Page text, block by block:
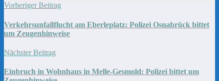
Vorheriger Beitrag
Verkehrsunfallflucht am Eberleplatz: Polizei Osnabrück bittet
um Zeugenhinweise
Nächster Beitrag
Einbruch in Wohnhaus in Melle-Gesmold: Polizei bittet um